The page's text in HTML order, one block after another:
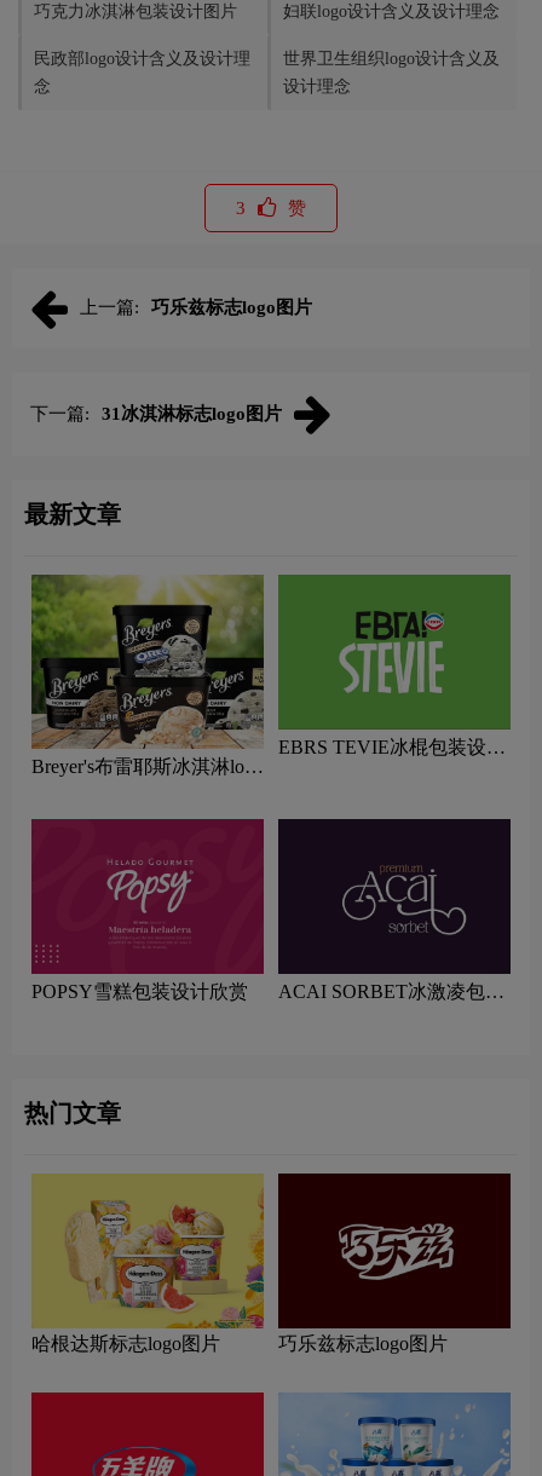
巧克力冰淇淋包装设计图片 妇联logo设计含义及设计理念
民政部logo设计含义及设计理
念
世界卫生组织logo设计含义及
设计理念
3 赞
上一篇: 巧乐兹标志logo图片
下一篇: 31冰淇淋标志logo图片
最新文章
Breyer's布雷耶斯冰淇淋logo
EBRS TEVIE冰棍包装设计
POPSY雪糕包装设计欣赏
ACAI SORBET冰激凌包装
热门文章
哈根达斯标志logo图片 巧乐兹标志logo图片